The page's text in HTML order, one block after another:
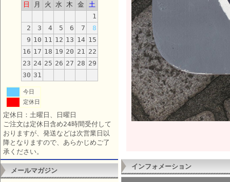
日 月 火 水 木 金
土
1
2
3 4 5 6 7
8
9 10 11 12 13 14 15
16 17 18 19 20 21 22
23 24 25 26 27 28 29
30 31
今日
定休日
定休日：土曜日、日曜日
ご注文は定休日含め24時間受付して
おりますが、発送などは次営業日以
降となりますので、あらかじめご了
承ください。
メールマガジン
インフォメーション